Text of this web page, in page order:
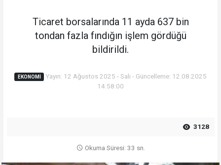
Ticaret borsalarında 11 ayda 637 bin
tondan fazla fındığın işlem gördüğü
bildirildi.
EKONOMI
Yayın: 12 Ağustos 2025 - Salı - Güncelleme: 12.08.2025
14:58:00
3128
Okuma Süresi: 33 sn.